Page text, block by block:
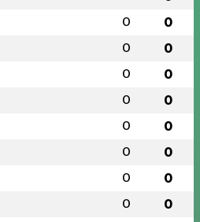
0 0
0 0
0 0
0 0
0 0
0 0
0 0
0 0